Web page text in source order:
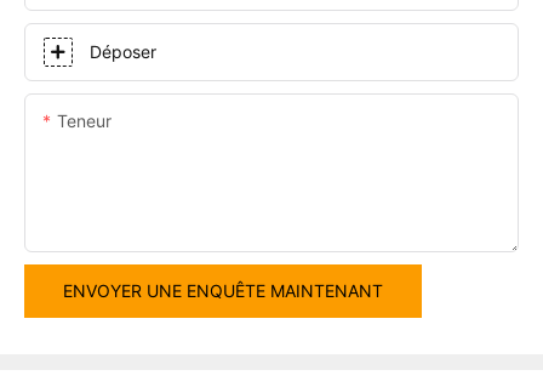
Déposer
Teneur
ENVOYER UNE ENQUÊTE MAINTENANT